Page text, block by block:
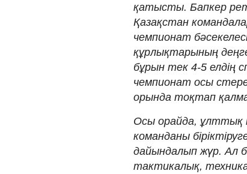
қатысты. Бапкер
Қазақстан
чемпионат
құрлықтарының
бұрын тек 4-5 елдің
чемпионат осы
орында тоқтап
Осы орайда, ұлттық
команданы
дайындалып жүр. Ал
тактикалық,